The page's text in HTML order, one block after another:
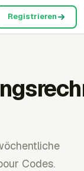
Registrieren
Codes.